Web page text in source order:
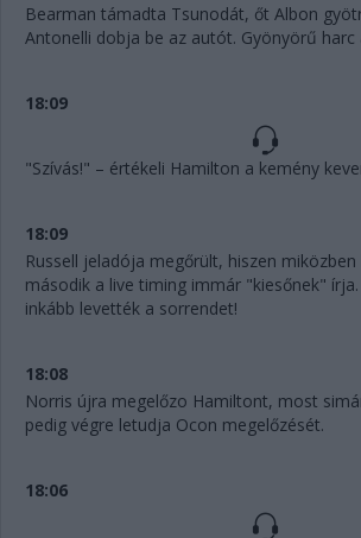
Bearman támadta Tsunodát, őt Albon
Antonelli dobja be az autót. Gyönyörű harc
18:09
"Szívás!" – értékeli Hamilton a kemény
18:09
Russell jeladója megőrült, hiszen
második a live timing immár "kiesőnek"
inkább levették a sorrendet!
18:08
Norris újra megelőzo Hamiltont, most
pedig végre letudja Ocon megelőzését.
18:06